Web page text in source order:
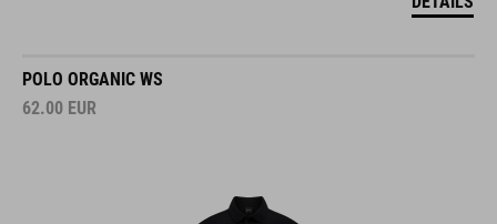
POLO ORGANIC WS
62.00 EUR